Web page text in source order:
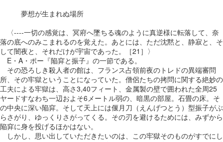
夢想が生まれぬ場所
〈----一切の感覚は、冥府へ墜ちる魂のように真逆様に転落して、奈
落の底へのみこまれるのを覚えた。あとには、ただ沈黙と、静寂と、そ
して闇夜と、それだけが宇宙であった。［21］〉
E・A・ポー『陥穽と振子』の一節である。
その恐ろしき殺人者の館は、フランス占領前夜のトレドの異端審問
所、その牢獄ということになっていた。僧侶たちの拷問に関する絶妙の
工夫による牢獄は、高さ3,40フィート、金属製の壁で囲われた全周25
ヤードすなわち一辺およそ6メートル弱の、暗黒の部屋。石畳の床。そ
の中央に深い陥穽。そして天上には偃月刀（えんげつとう）型振子がぶ
らさがり、ゆっくりさがってくる。その刃を避けるためには、みずから
陥穽に身を投げるほかはない。
しかし、思い出していただきたいのは、この牢獄そのものがすでにし